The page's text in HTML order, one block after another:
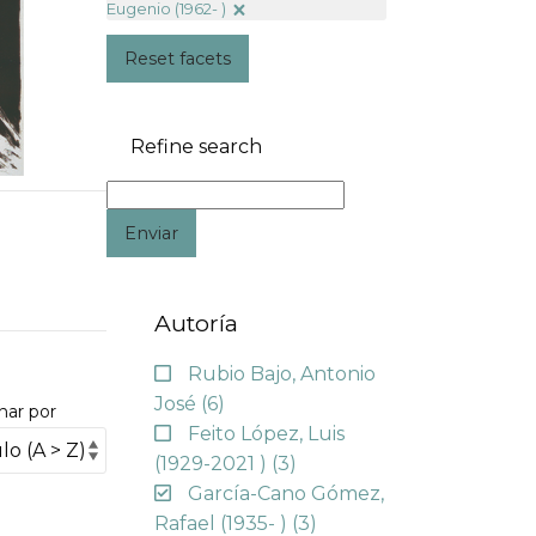
por
Eugenio (1962- )
Reset facets
Refine search
Enviar
Autoría
Rubio Bajo, Antonio
José (6)
Feito López, Luis
(1929-2021 ) (3)
García-Cano Gómez,
Rafael (1935- ) (3)